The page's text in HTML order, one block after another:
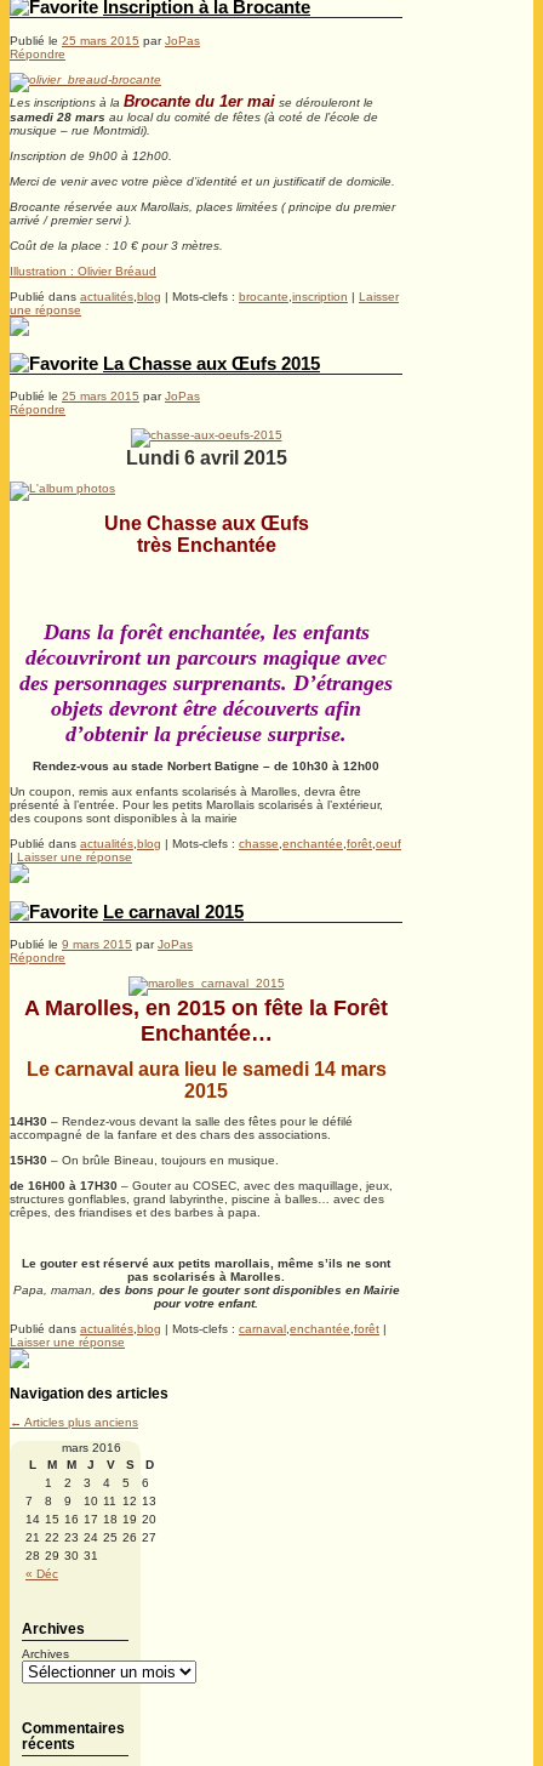
Inscription à la Brocante
Publié le 25 mars 2015 parJoPas
Répondre
Les inscriptions à la Brocante du 1er mai se dérouleront le
samedi 28 mars au local du comité de fêtes (à coté de l’école de
musique – rue Montmidi).
Inscription de 9h00 à 12h00.
Merci de venir avec votre pièce d’identité et un justificatif de domicile.
Brocante réservée aux Marollais, places limitées ( principe du premier
arrivé / premier servi ).
Coût de la place : 10 € pour 3 mètres.
Illustration : Olivier Bréaud
Publié dans actualités blog | Mots-clefs : brocante inscription | Laisser
une réponse
La Chasse aux Œufs 2015
Publié le 25 mars 2015 parJoPas
Répondre
Lundi 6 avril 2015
Une Chasse aux Œufs
très Enchantée
Dans la forêt enchantée, les enfants
découvriront un parcours magique avec
des personnages surprenants. D’étranges
objets devront être découverts afin
d’obtenir la précieuse surprise.
Rendez-vous au stade Norbert Batigne – de 10h30 à 12h00
Un coupon, remis aux enfants scolarisés à Marolles, devra être
présenté à l’entrée. Pour les petits Marollais scolarisés à l’extérieur,
des coupons sont disponibles à la mairie
Publié dans actualités,blog Mots-clefs : chasse,enchantée,forêt,oeuf
Laisser une réponse
Le carnaval 2015
Publié le 9 mars 2015 parJoPas
Répondre
A Marolles, en 2015 on fête la Forêt
Enchantée…
Le carnaval aura lieu le samedi 14 mars
2015
14H30 – Rendez-vous devant la salle des fêtes pour le défilé
accompagné de la fanfare et des chars des associations.
15H30 – On brûle Bineau, toujours en musique.
de 16H00 à 17H30 – Gouter au COSEC, avec des maquillage, jeux,
structures gonflables, grand labyrinthe, piscine à balles… avec des
crêpes, des friandises et des barbes à papa.
Le gouter est réservé aux petits marollais, même s’ils ne sont
pas scolarisés à Marolles.
Papa, maman, des bons pour le gouter sont disponibles en Mairie
pour votre enfant.
Publié dans actualités,blog | Mots-clefs : carnaval,enchantée,forêt |
Laisser une réponse
Navigation des articles
← Articles plus anciens
mars 2016
L
M M J V S D
« Déc
1 2 3 4 5
6
7
8 9 10 11 12 13
14 15 16 17 18 19 20
21 22 23 24 25 26 27
28 29 30 31
Archives
Archives
Commentaires
récents